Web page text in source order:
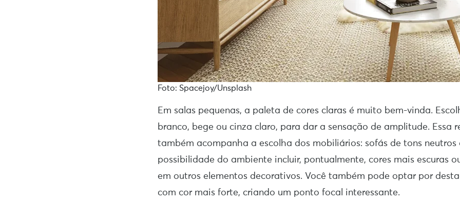
Foto: Spacejoy/Unsplash
Em salas pequenas, a paleta de cores claras é muito bem-vinda.
branco, bege ou cinza claro, para dar a sensação de amplitude. Essa
também acompanha a escolha dos mobiliários: sofás de tons neutros
possibilidade do ambiente incluir, pontualmente, cores mais escuras
em outros elementos decorativos. Você também pode optar por
com cor mais forte, criando um ponto focal interessante.